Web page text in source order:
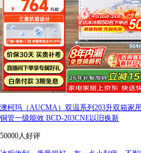
澳柯玛（AUCMA）双温系列203升双箱家
铜管一级能效 BCD-203CNE以旧换新
50000人好评